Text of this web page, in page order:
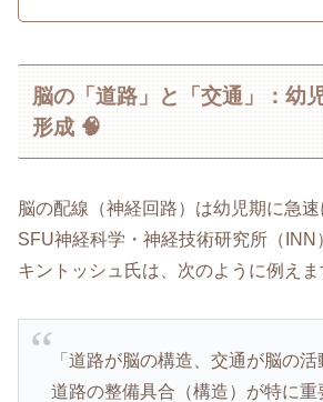
脳の「道路」と「交通」：幼
形成 🧠
脳の配線（神経回路）は幼児期に急速
SFU神経科学・神経技術研究所（INN
キントッシュ氏は、次のように例えま
「道路が脳の構造、交通が脳の
道路の整備具合（構造）が特に